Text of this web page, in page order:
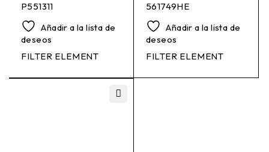
P551311
Añadir a la lista de
deseos
FILTER ELEMENT
561749HE
Añadir a la lista de
deseos
FILTER ELEMENT